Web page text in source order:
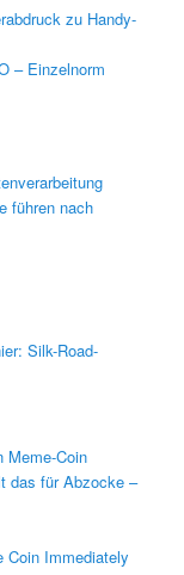
zu Handy-
– Einzelnorm
führen nach
Silk-Road-
Meme-Coin
das für Abzocke –
Coin Immediately